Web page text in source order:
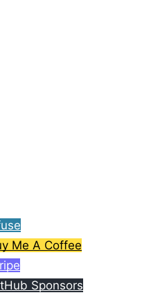
Me A Coffee
Sponsors